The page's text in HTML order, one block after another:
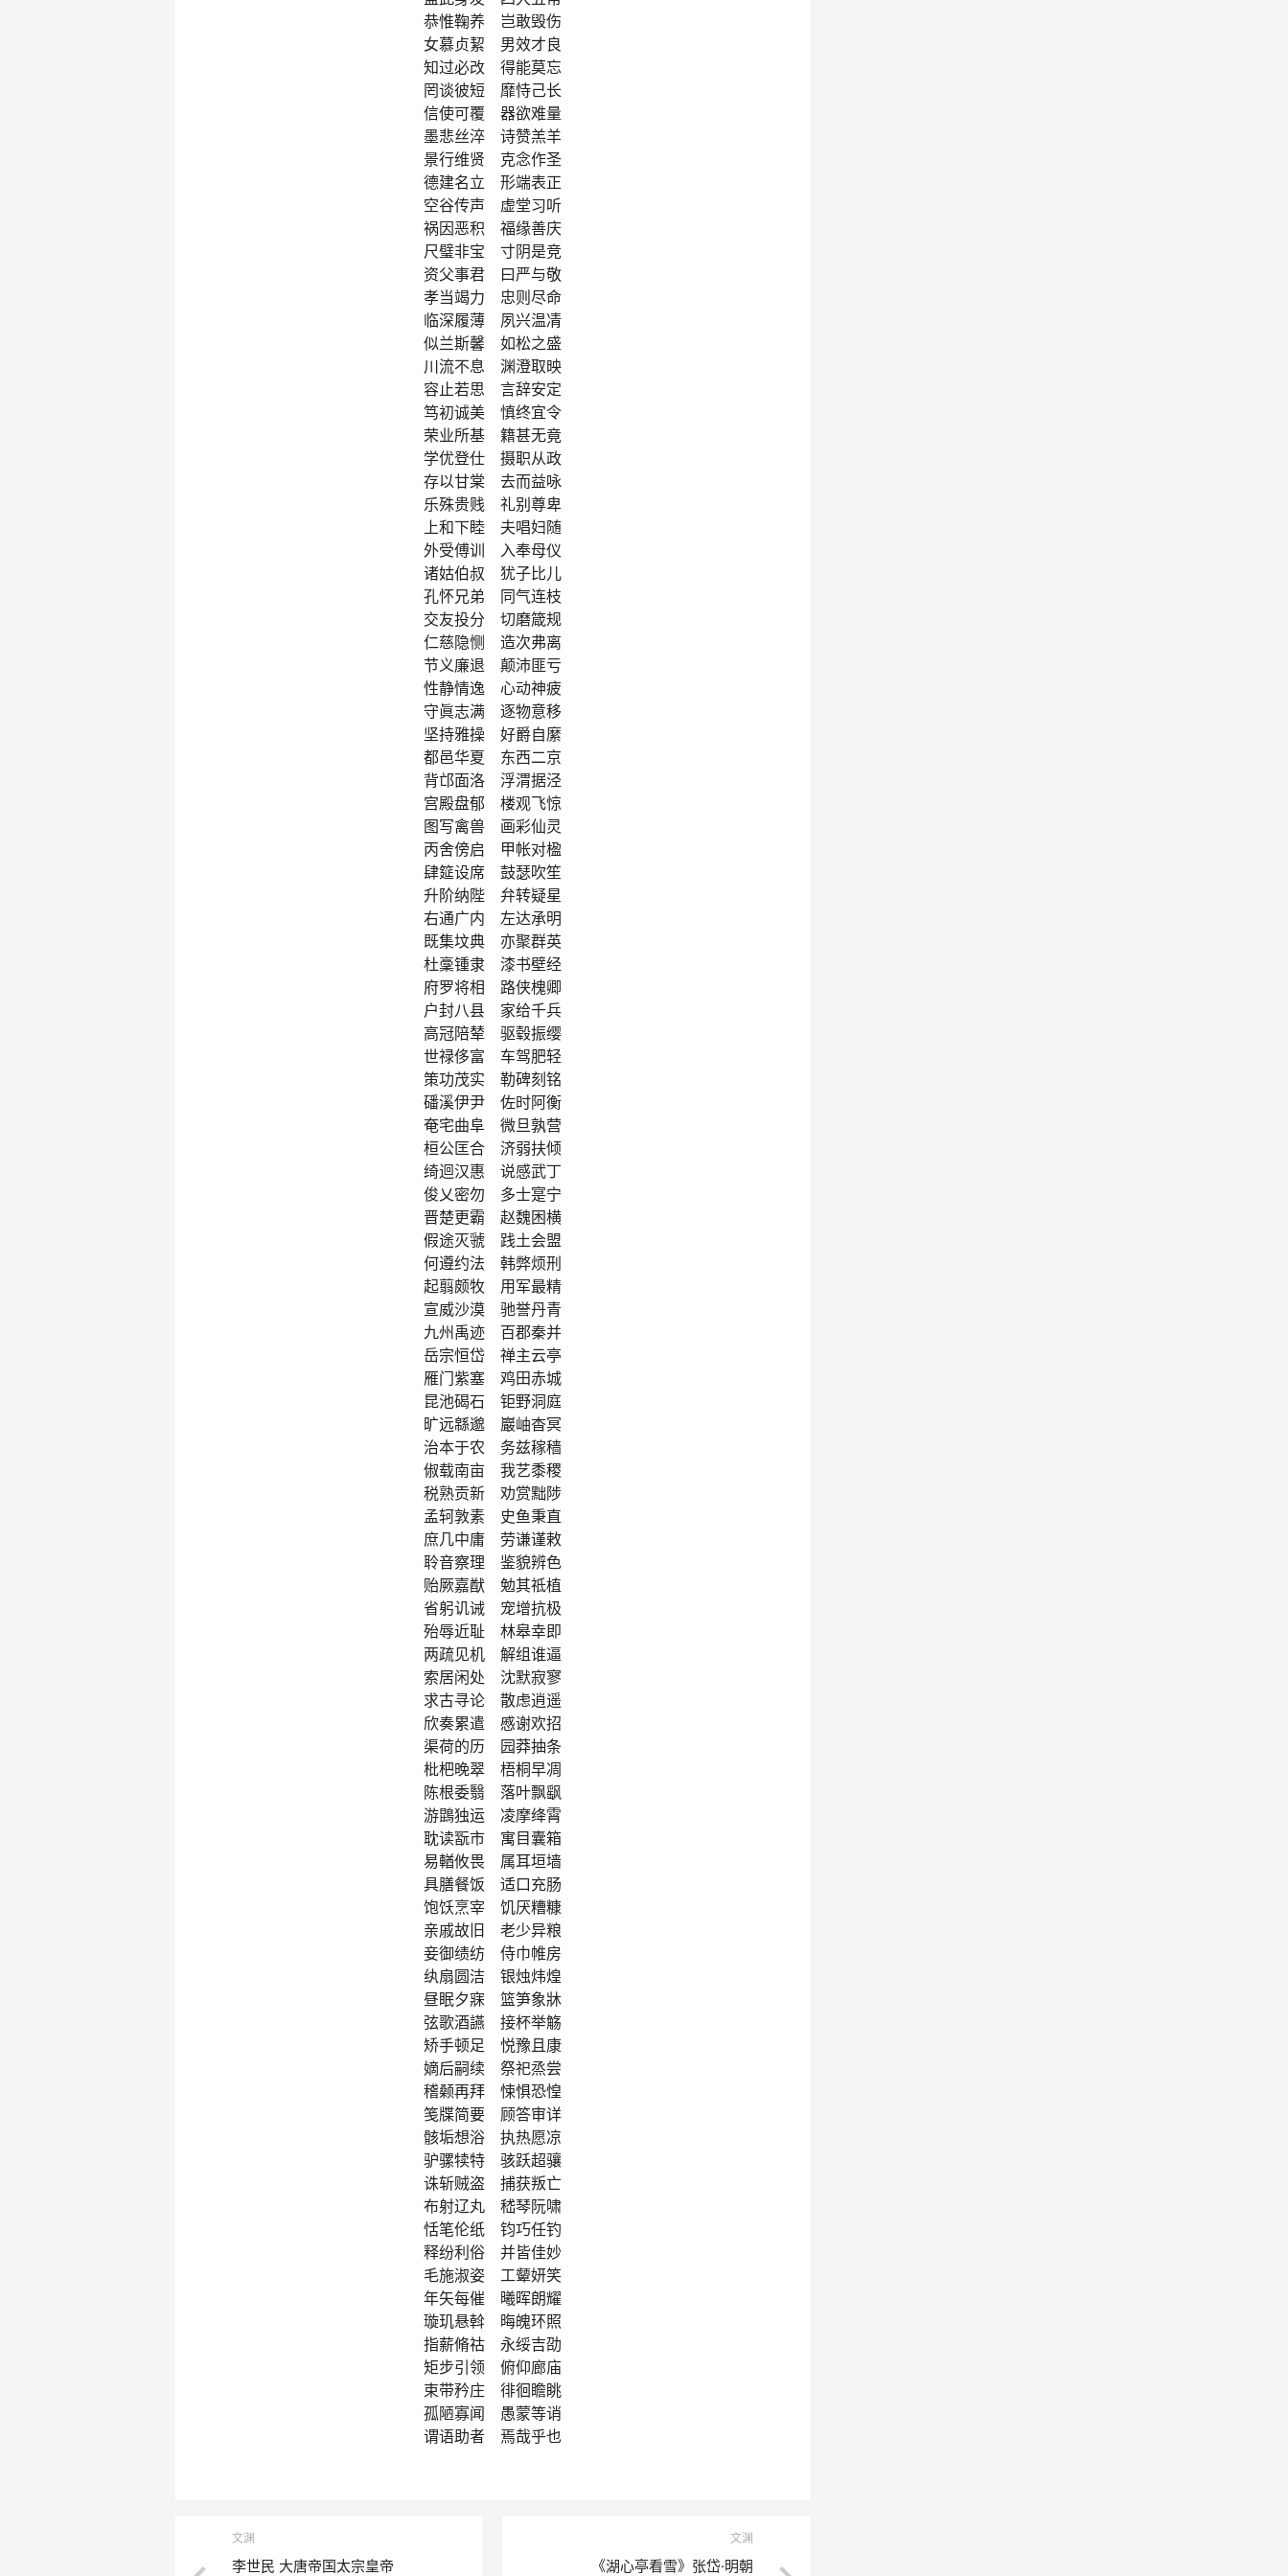
恭惟鞠养 岂敢毁伤
女慕贞絜 男效才良
知过必改 得能莫忘
罔谈彼短 靡恃己长
信使可覆 器欲难量
墨悲丝淬 诗赞羔羊
景行维贤 克念作圣
德建名立 形端表正
空谷传声 虚堂习听
祸因恶积 福缘善庆
尺璧非宝 寸阴是竞
资父事君 曰严与敬
孝当竭力 忠则尽命
临深履薄 夙兴温凊
似兰斯馨 如松之盛
川流不息 渊澄取映
容止若思 言辞安定
笃初诚美 慎终宜令
荣业所基 籍甚无竟
学优登仕 摄职从政
存以甘棠 去而益咏
乐殊贵贱 礼别尊卑
上和下睦 夫唱妇随
外受傅训 入奉母仪
诸姑伯叔 犹子比儿
孔怀兄弟 同气连枝
交友投分 切磨箴规
仁慈隐恻 造次弗离
节义廉退 颠沛匪亏
性静情逸 心动神疲
守眞志满 逐物意移
坚持雅操 好爵自縻
都邑华夏 东西二京
背邙面洛 浮渭据泾
宫殿盘郁 楼观飞惊
图写禽兽 画彩仙灵
丙舍傍启 甲帐对楹
肆筵设席 鼓瑟吹笙
升阶纳陛 弁转疑星
右通广内 左达承明
既集坟典 亦聚群英
杜稾锺隶 漆书壁经
府罗将相 路侠槐卿
户封八县 家给千兵
高冠陪辇 驱毂振缨
世禄侈富 车驾肥轻
策功茂实 勒碑刻铭
磻溪伊尹 佐时阿衡
奄宅曲阜 微旦孰营
桓公匡合 济弱扶倾
绮迴汉惠 说感武丁
俊乂密勿 多士寔宁
晋楚更霸 赵魏困横
假途灭虢 践土会盟
何遵约法 韩弊烦刑
起翦颇牧 用军最精
宣威沙漠 驰誉丹青
九州禹迹 百郡秦并
岳宗恒岱 禅主云亭
雁门紫塞 鸡田赤城
昆池碣石 钜野洞庭
旷远緜邈 巖岫杳冥
治本于农 务兹稼穑
俶载南亩 我艺黍稷
税熟贡新 劝赏黜陟
孟轲敦素 史鱼秉直
庶几中庸 劳谦谨敕
聆音察理 鉴貌辨色
贻厥嘉猷 勉其祗植
省躬讥诫 宠增抗极
殆辱近耻 林皋幸即
两疏见机 解组谁逼
索居闲处 沈默寂寥
求古寻论 散虑逍遥
欣奏累遣 慼谢欢招
渠荷的历 园莽抽条
枇杷晚翠 梧桐早凋
陈根委翳 落叶飘飖
游鵾独运 凌摩绛霄
耽读翫市 寓目囊箱
易輶攸畏 属耳垣墙
具膳餐饭 适口充肠
饱饫烹宰 饥厌糟糠
亲戚故旧 老少异粮
妾御绩纺 侍巾帷房
纨扇圆洁 银烛炜煌
昼眠夕寐 篮笋象牀
弦歌酒讌 接杯举觞
矫手顿足 悦豫且康
嫡后嗣续 祭祀烝尝
稽颡再拜 悚惧恐惶
笺牒简要 顾答审详
骸垢想浴 执热愿凉
驴骡犊特 骇跃超骧
诛斩贼盗 捕获叛亡
布射辽丸 嵇琴阮啸
恬笔伦纸 钧巧任钓
释纷利俗 并皆佳妙
毛施淑姿 工颦妍笑
年矢每催 曦晖朗耀
璇玑悬斡 晦魄环照
指薪脩祜 永绥吉劭
矩步引领 俯仰廊庙
束带矜庄 徘徊瞻眺
孤陋寡闻 愚蒙等诮
谓语助者 焉哉乎也
文渊
李世民 大唐帝国太宗皇帝
文渊
《湖心亭看雪》张岱·明朝